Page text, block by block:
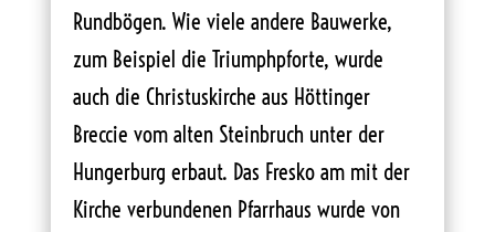
Rundbögen. Wie viele andere Bauwerke,
zum Beispiel die Triumphpforte, wurde
auch die Christuskirche aus Höttinger
Breccie vom alten Steinbruch unter der
Hungerburg erbaut. Das Fresko am mit der
Kirche verbundenen Pfarrhaus wurde von